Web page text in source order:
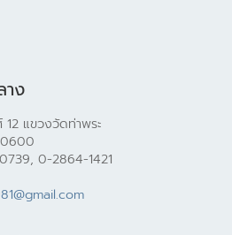
ง
แขวงวัดท่าพระ
0-2864-1421